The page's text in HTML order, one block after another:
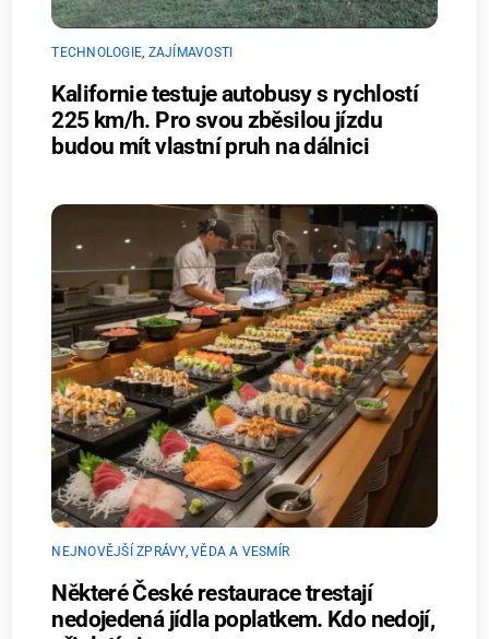
TECHNOLOGIE ZAJÍMAVOSTI
Kalifornie testuje autobusy s rychlostí
225 km/h. Pro svou zběsilou jízdu
budou mít vlastní pruh na dálnici
NEJNOVĚJŠÍ ZPRÁVY,VĚDA A VESMÍR
Některé České restaurace trestají
nedojedená jídla poplatkem. Kdo nedojí,